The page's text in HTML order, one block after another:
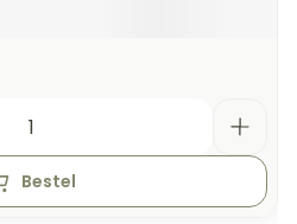
Bestel